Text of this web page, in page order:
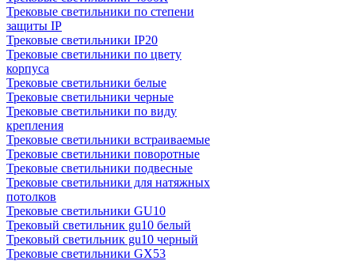
Трековые светильники по степени
защиты IP
Трековые светильники IP20
Трековые светильники по цвету
корпуса
Трековые светильники белые
Трековые светильники черные
Трековые светильники по виду
крепления
Трековые светильники встраиваемые
Трековые светильники поворотные
Трековые светильники подвесные
Трековые светильники для натяжных
потолков
Трековые светильники GU10
Трековый светильник gu10 белый
Трековый светильник gu10 черный
Трековые светильники GX53